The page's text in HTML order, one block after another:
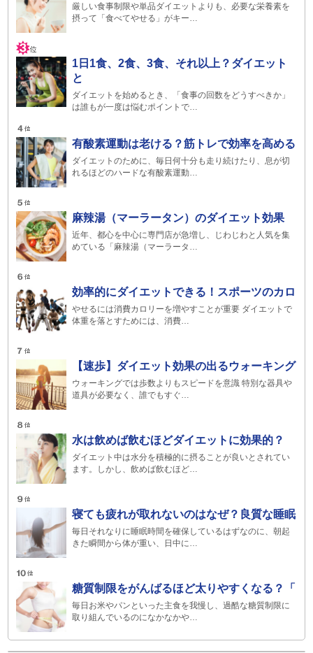
厳しい食事制限や単品ダイエットよりも、必要な栄養素を
摂って「食べてやせる」がキー…
1日1食、2食、3食、それ以上？ダイエット
と
ダイエットを始めるとき、「食事の回数をどうすべきか」
は誰もが一度は悩むポイントで…
有酸素運動は老ける？筋トレで効率を高める
ダイエットのために、毎日何十分も走り続けたり、息が切
れるほどのハードな有酸素運動…
麻辣湯（マーラータン）のダイエット効果
近年、都心を中心に専門店が急増し、じわじわと人気を集
めている「麻辣湯（マーラータ…
効率的にダイエットできる！スポーツのカロ
やせるには消費カロリーを増やすことが重要 ダイエットで
体重を落とすためには、消費…
【速歩】ダイエット効果の出るウォーキング
ウォーキングでは歩数よりもスピードを意識 特別な器具や
道具が必要なく、誰でもすぐ…
水は飲めば飲むほどダイエットに効果的？
ダイエット中は水分を積極的に摂ることが良いとされてい
ます。しかし、飲めば飲むほど…
寝ても疲れが取れないのはなぜ？良質な睡眠
毎日それなりに睡眠時間を確保しているはずなのに、朝起
きた瞬間から体が重い、日中に…
糖質制限をがんばるほど太りやすくなる？「
毎日お米やパンといった主食を我慢し、過酷な糖質制限に
取り組んでいるのになかなかや…